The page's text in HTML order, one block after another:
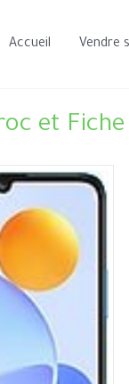
Accueil Vendre
et